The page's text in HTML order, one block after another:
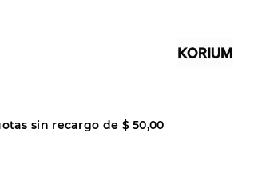
sin recargo de $ 50,00